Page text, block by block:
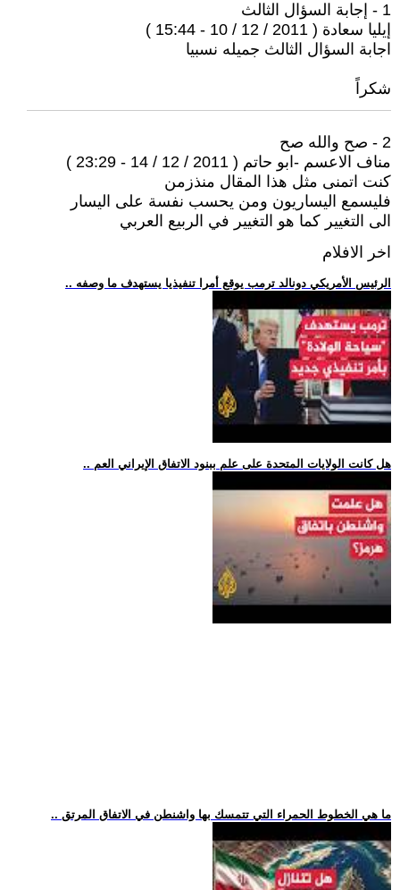
1 - إجابة السؤال الثالث
إيليا سعادة ( 2011 / 12 / 10 - 15:44 )
اجابة السؤال الثالث جميله نسبيا
شكراً
2 - صح والله صح
مناف الاعسم -ابو حاتم ( 2011 / 12 / 14 - 23:29 )
كنت اتمنى مثل هذا المقال منذزمن
فليسمع اليساريون ومن يحسب نفسة على اليسار
الى التغيير كما هو التغيير في الربيع العربي
اخر الافلام
.. الرئيس الأمريكي دونالد ترمب يوقع أمرا تنفيذيا يستهدف ما وصفه
.. هل كانت الولايات المتحدة على علم ببنود الاتفاق الإيراني العم
.. ما هي الخطوط الحمراء التي تتمسك بها واشنطن في الاتفاق المرتق